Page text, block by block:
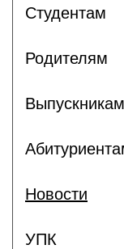
Студентам
Родителям
Выпускникам
Новости
УПК